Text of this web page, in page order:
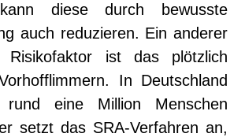
diese durch bewusste
auch reduzieren. Ein anderer
Risiko­faktor ist das plötzlich
In Deutschland
eine Million Menschen
setzt das SRA-Verfahren an,